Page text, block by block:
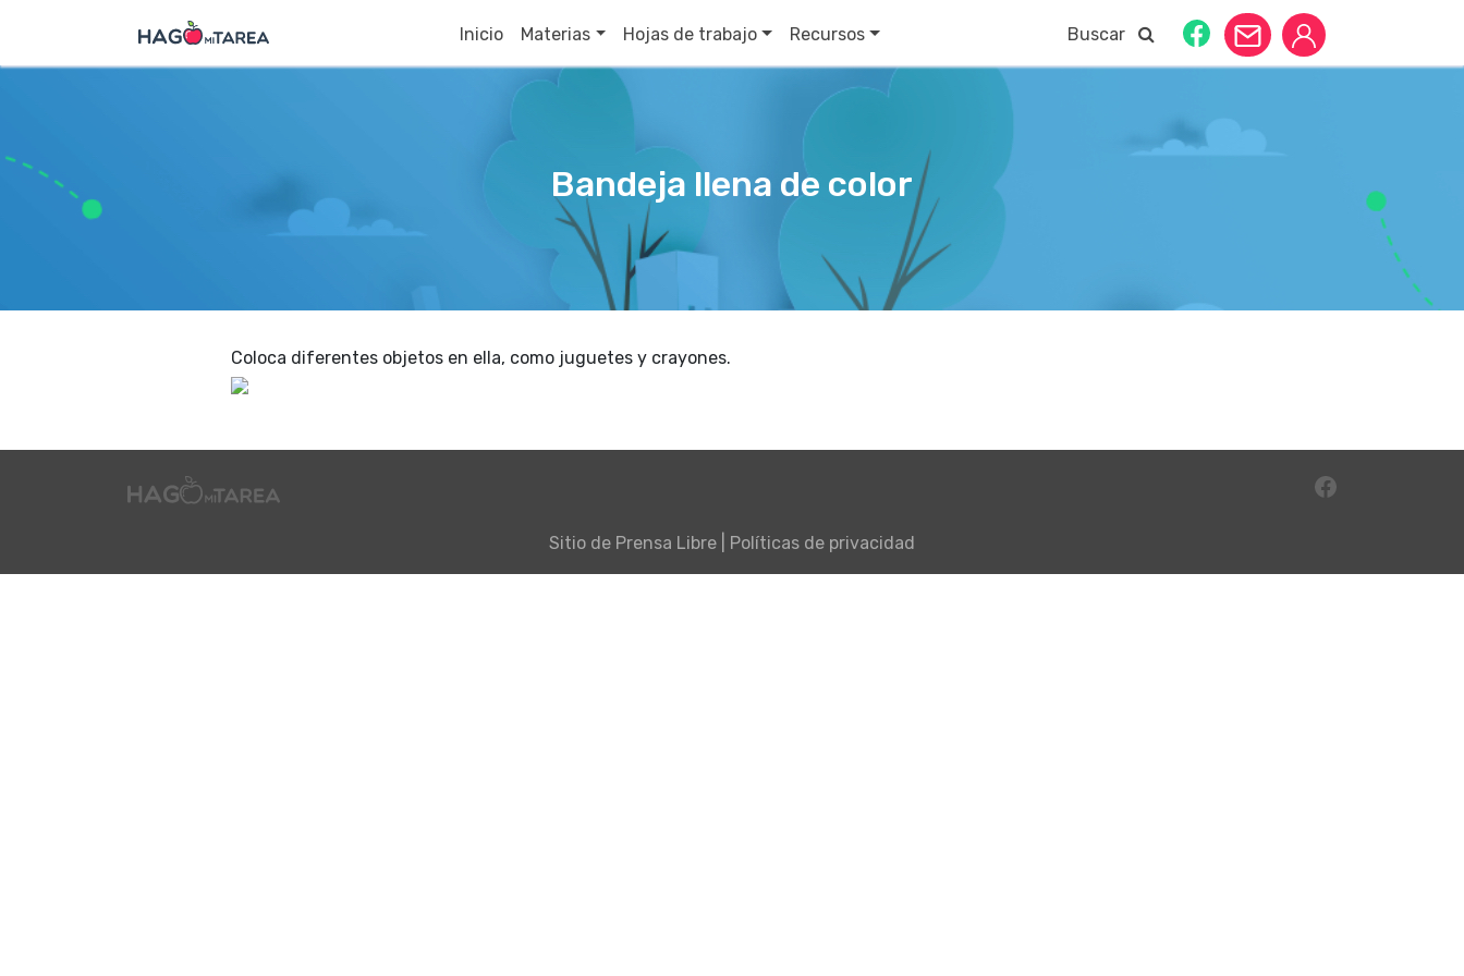
Inicio Materias Hojas de trabajo Recursos Buscar
Bandeja llena de color
Coloca diferentes objetos en ella, como juguetes y crayones.
Sitio de Prensa Libre Políticas de privacidad